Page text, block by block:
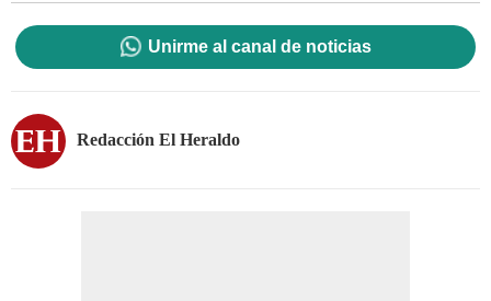
Unirme al canal de noticias
Redacción El Heraldo